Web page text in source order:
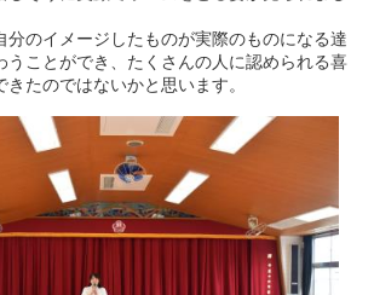
のイメージしたものが実際のものになる達
うことができ、たくさんの人に認められる喜
たのではないかと思います。